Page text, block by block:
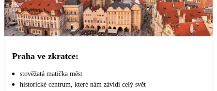
Praha ve zkratce:
stověžatá matička měst
historické centrum, které nám závidí celý svět